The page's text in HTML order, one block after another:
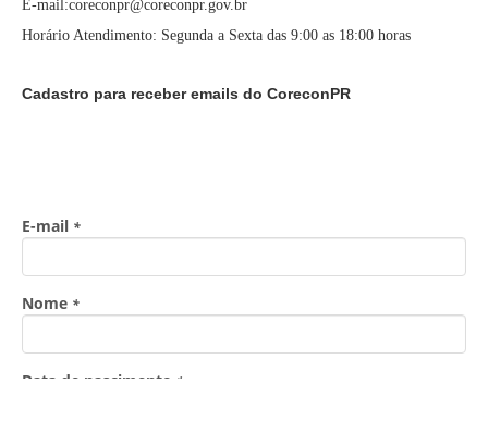
E-mail:coreconpr@coreconpr.gov.br
Horário Atendimento: Segunda a Sexta das 9:00 as 18:00 horas
Cadastro para receber emails do CoreconPR